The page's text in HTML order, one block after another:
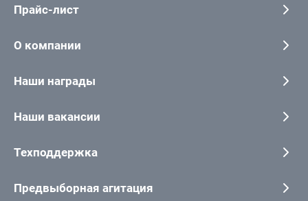
Прайс-лист
О компании
Наши награды
Наши вакансии
Техподдержка
Предвыборная агитация